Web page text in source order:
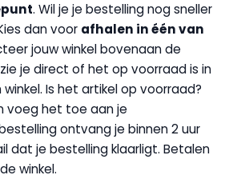
. Wil je je bestelling nog sneller
dan voor afhalen in één van
jouw winkel bovenaan de
je direct of het op voorraad is in
Is het artikel op voorraad?
voeg het toe aan je
ontvang je binnen 2 uur
dat je bestelling klaarligt. Betalen
winkel.